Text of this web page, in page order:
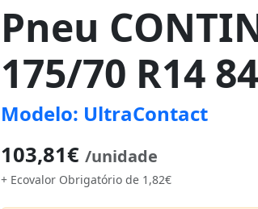
Pneu
175/70 R14
Modelo: UltraContact
103,81€ /unidade
+ Ecovalor Obrigatório de 1,82€